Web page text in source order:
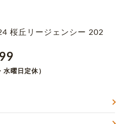
桜丘リージェンシー 202
曜日定休）